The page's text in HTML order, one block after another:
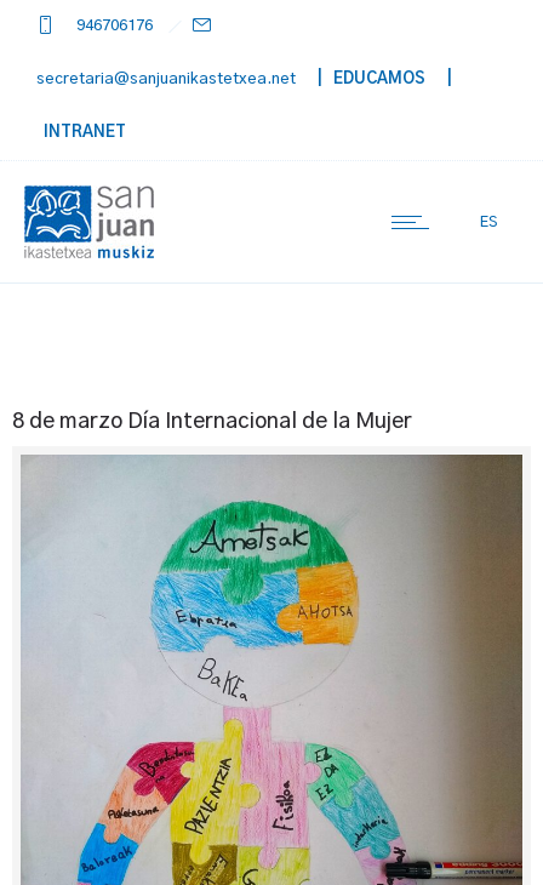
946706176
secretaria@sanjuanikastetxea.net | EDUCAMOS
INTRANET
ES
8 de marzo Día Internacional de la Mujer